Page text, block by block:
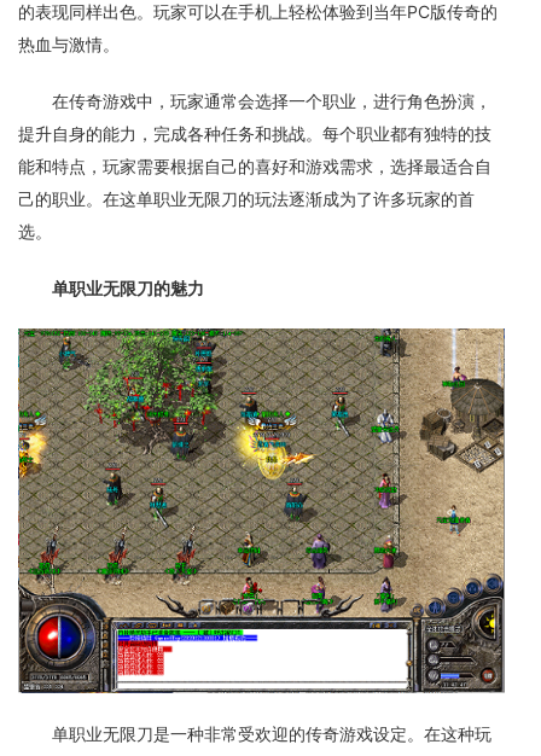
的表现同样出色。玩家可以在手机上轻松体验到当年PC版传奇的
热血与激情。
在传奇游戏中，玩家通常会选择一个职业，进行角色扮演，
提升自身的能力，完成各种任务和挑战。每个职业都有独特的技
能和特点，玩家需要根据自己的喜好和游戏需求，选择最适合自
己的职业。在这单职业无限刀的玩法逐渐成为了许多玩家的首
选。
单职业无限刀的魅力
单职业无限刀是一种非常受欢迎的传奇游戏设定。在这种玩